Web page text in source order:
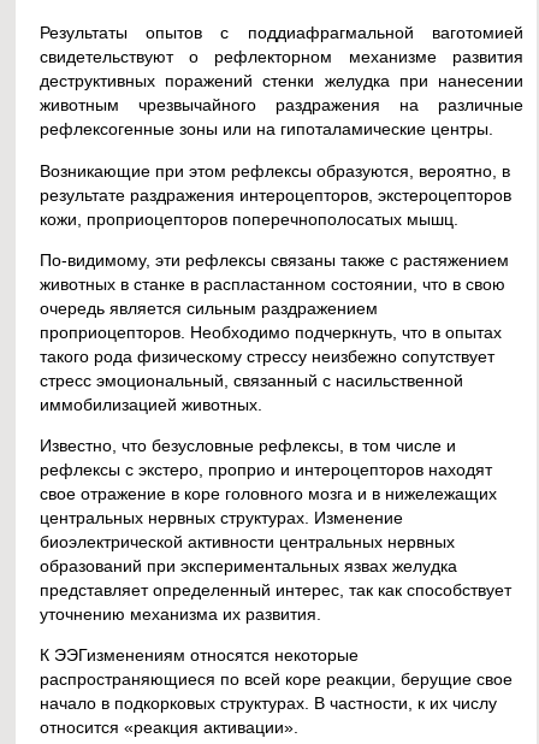
Результаты опытов с поддиафрагмальной ваготомией
свидетельствуют о рефлекторном механизме развития
деструктивных поражений стенки желудка при нанесении
животным чрезвычайного раздражения на различные
рефлексогенные зоны или на гипоталамические центры.
Возникающие при этом рефлексы образуются, вероятно, в
результате раздражения интероцепторов, экстероцепторов
кожи, проприоцепторов поперечнополосатых мышц.
По-видимому, эти рефлексы связаны также с растяжением
животных в станке в распластанном состоянии, что в свою
очередь является сильным раздражением
проприоцепторов. Необходимо подчеркнуть, что в опытах
такого рода физическому стрессу неизбежно сопутствует
стресс эмоциональный, связанный с насильственной
иммобилизацией животных.
Известно, что безусловные рефлексы, в том числе и
рефлексы с экстеро, проприо и интероцепторов находят
свое отражение в коре головного мозга и в нижележащих
центральных нервных структурах. Изменение
биоэлектрической активности центральных нервных
образований при экспериментальных язвах желудка
представляет определенный интерес, так как способствует
уточнению механизма их развития.
К ЭЭГизменениям относятся некоторые
распространяющиеся по всей коре реакции, берущие свое
начало в подкорковых структурах. В частности, к их числу
относится «реакция активации».